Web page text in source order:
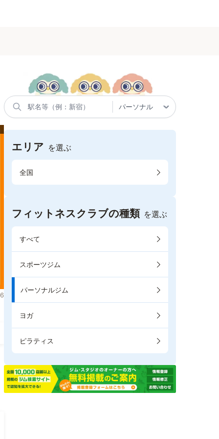
エリア を選ぶ
全国
フィットネスクラブの種類 を選ぶ
すべて
スポーツジム
パーソナルジム
ヨガ
ピラティス